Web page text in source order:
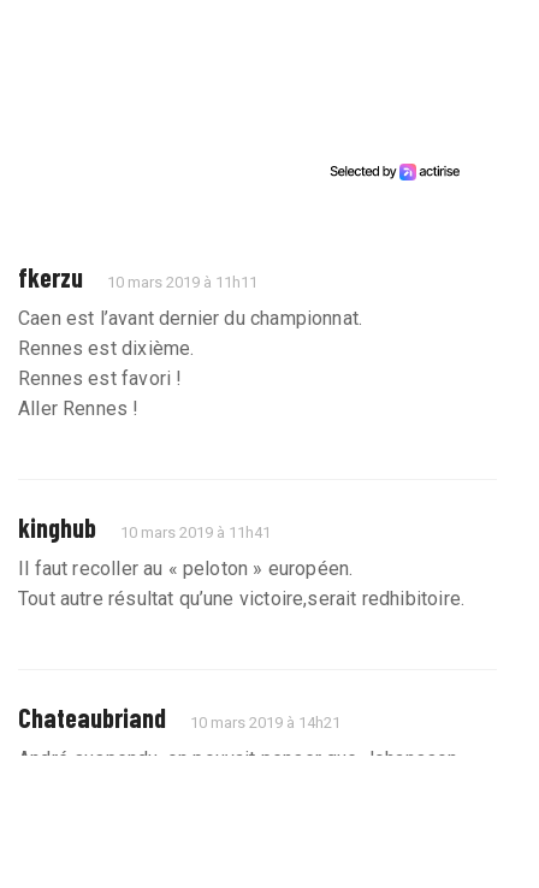
fkerzu 10 mars 2019 à 11h11
Caen est l’avant dernier du championnat.
Rennes est dixième.
Rennes est favori !
Aller Rennes !
kinghub 10 mars 2019 à 11h41
Il faut recoller au « peloton » européen.
Tout autre résultat qu’une victoire,serait redhibitoire.
Chateaubriand 10 mars 2019 à 14h21
André suspendu, on pouvait penser que Johansson